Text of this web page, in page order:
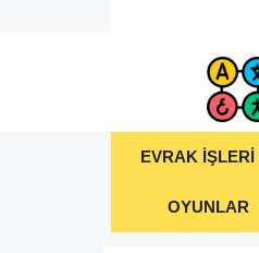
EVRAK İŞLERİ
OYUNLAR